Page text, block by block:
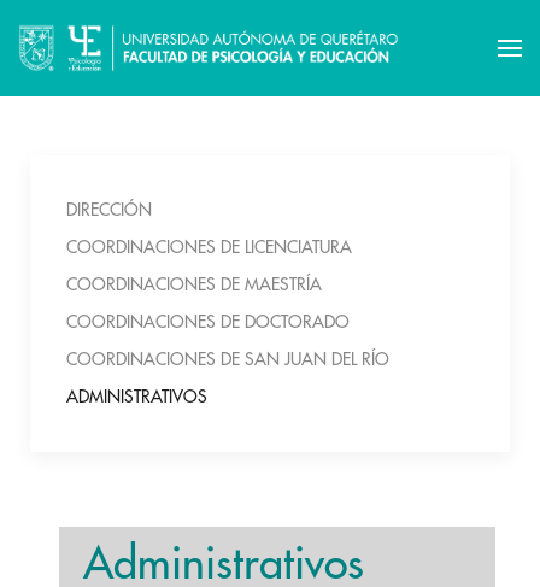
DIRECCIÓN
COORDINACIONES DE LICENCIATURA
COORDINACIONES DE MAESTRÍA
COORDINACIONES DE DOCTORADO
COORDINACIONES DE SAN JUAN DEL RÍO
ADMINISTRATIVOS
Administrativos